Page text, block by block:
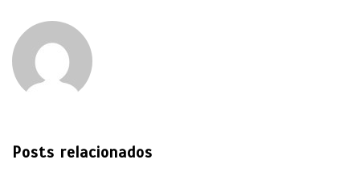
Posts relacionados